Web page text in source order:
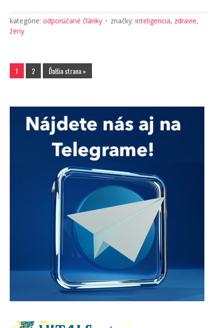
kategórie: odporúčané články značky: inteligencia, zdravie,
ženy
1 2 Ďalšia strana »